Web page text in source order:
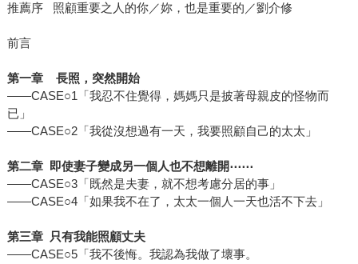
推薦序 照顧重要之人的你／妳，也是重要的／劉介修
前言
第一章 長照，突然開始
——CASE○1「我忍不住覺得，媽媽只是披著母親皮的怪物而
已」
——CASE○2「我從沒想過有一天，我要照顧自己的太太」
第二章 即使妻子變成另一個人也不想離開⋯⋯
——CASE○3「既然是夫妻，就不想考慮分居的事」
——CASE○4「如果我不在了，太太一個人一天也活不下去」
第三章 只有我能照顧丈夫
——CASE○5「我不後悔。我認為我做了壞事。